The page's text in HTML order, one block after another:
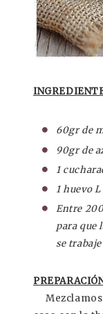
60gr de
90gr de
1
1 huevo L
Entre
para que
se
Mezclamos